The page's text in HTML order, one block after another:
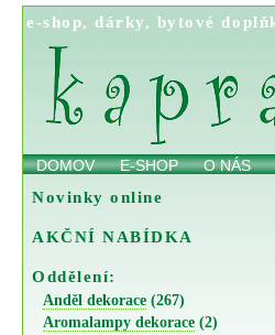
e-shop,dárky, bytové
DOMOV E-SHOP O NÁS
Novinky online
AKČNÍ NABÍDKA
Oddělení:
Anděl dekorace (267)
Aromalampy dekorace (2)